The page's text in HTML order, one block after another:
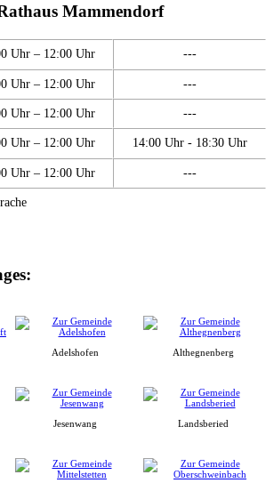
Mammendorf
Uhr – 12:00 Uhr ---
Uhr – 12:00 Uhr ---
Uhr – 12:00 Uhr ---
Uhr – 12:00 Uhr 14:00 Uhr - 18:30 Uhr
Uhr – 12:00 Uhr ---
Adelshofen Althegnenberg
Jesenwang Landsberied